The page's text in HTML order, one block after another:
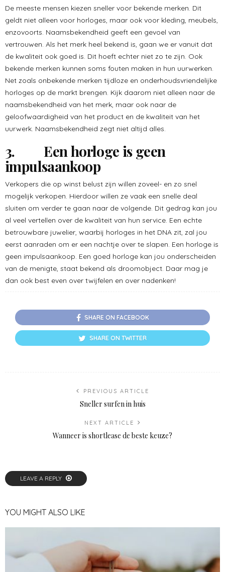
De meeste mensen kiezen sneller voor bekende merken. Dit
geldt niet alleen voor horloges, maar ook voor kleding, meubels,
enzovoorts. Naamsbekendheid geeft een gevoel van
vertrouwen. Als het merk heel bekend is, gaan we er vanuit dat
de kwaliteit ook goed is. Dit hoeft echter niet zo te zijn. Ook
bekende merken kunnen soms fouten maken in hun uurwerken.
Net zoals onbekende merken tijdloze en onderhoudsvriendelijke
horloges op de markt brengen. Kijk daarom niet alleen naar de
naamsbekendheid van het merk, maar ook naar de
geloofwaardigheid van het product en de kwaliteit van het
uurwerk. Naamsbekendheid zegt niet altijd alles.
3. Een horloge is geen
impulsaankoop
Verkopers die op winst belust zijn willen zoveel- en zo snel
mogelijk verkopen. Hierdoor willen ze vaak een snelle deal
sluiten om verder te gaan naar de volgende. Dit gedrag kan jou
al veel vertellen over de kwaliteit van hun service. Een echte
betrouwbare juwelier, waarbij horloges in het DNA zit, zal jou
eerst aanraden om er een nachtje over te slapen. Een horloge is
geen impulsaankoop. Een goed horloge kan jou onderscheiden
van de menigte, staat bekend als droomobject. Daar mag je
dan ook best even over twijfelen en over nadenken!
SHARE ON FACEBOOK
SHARE ON TWITTER
PREVIOUS ARTICLE
Sneller surfen in huis
NEXT ARTICLE
Wanneer is shortlease de beste keuze?
LEAVE A REPLY
YOU MIGHT ALSO LIKE